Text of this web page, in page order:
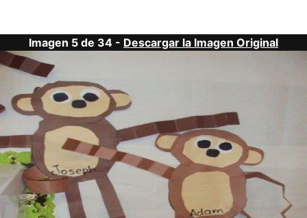
Imagen 5 de 34 - Descargar la Imagen Original